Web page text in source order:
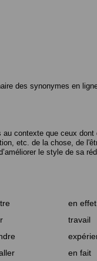
des synonymes en
contexte que ceux
etc. de la chose, de
le style de sa
en effet
travail
en fait